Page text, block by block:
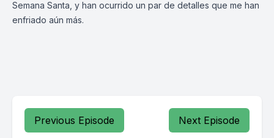
Semana Santa, y han ocurrido un par de detalles que me han
enfriado aún más.
Previous Episode Next Episode